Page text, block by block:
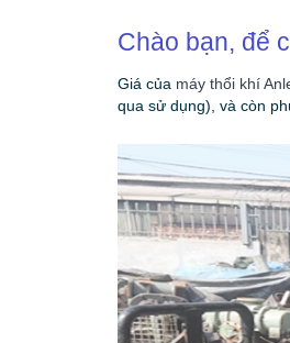
Chào bạn, để
Giá của máy thổi khí
qua sử dụng), và còn